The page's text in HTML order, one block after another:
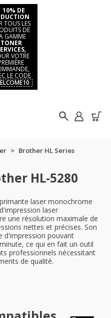
10% DE
TOUS LES
DE
GAMME
TONER
VOTRE
LE CODE
Brother HL Series
HL-5280
laser monochrome
laser
une résolution maximale de
nettes et précises. Son
d'impression pouvant
ce qui en fait un outil
professionnels nécessitant
de qualité.